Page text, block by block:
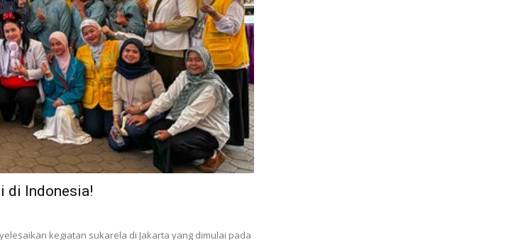
di Indonesia!
kegiatan sukarela di Jakarta yang dimulai pada